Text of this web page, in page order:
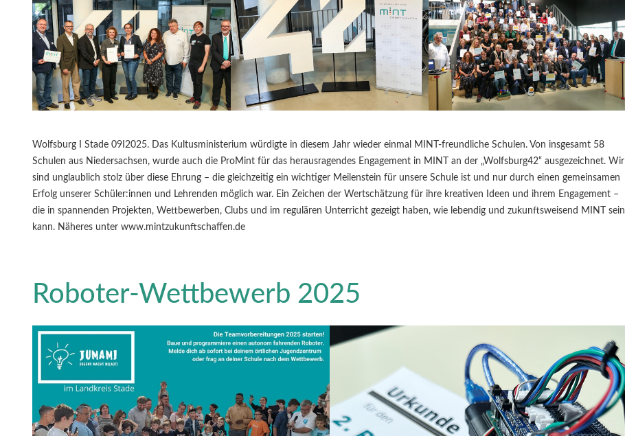
Wolfsburg I Stade 09I2025. Das Kultusministerium würdigte in diesem Jahr wieder einmal MINT-freundliche Schulen. Von insgesamt 58
Schulen aus Niedersachsen, wurde auch die ProMint für das herausragendes Engagement in MINT an der „Wolfsburg42“ ausgezeichnet. Wir
sind unglaublich stolz über diese Ehrung – die gleichzeitig ein wichtiger Meilenstein für unsere Schule ist und nur durch einen gemeinsamen
Erfolg unserer Schüler:innen und Lehrenden möglich war. Ein Zeichen der Wertschätzung für ihre kreativen Ideen und ihrem Engagement –
die in spannenden Projekten, Wettbewerben, Clubs und im regulären Unterricht gezeigt haben, wie lebendig und zukunftsweisend MINT sein
kann. Näheres unter www.mintzukunftschaffen.de
Roboter-Wettbewerb 2025